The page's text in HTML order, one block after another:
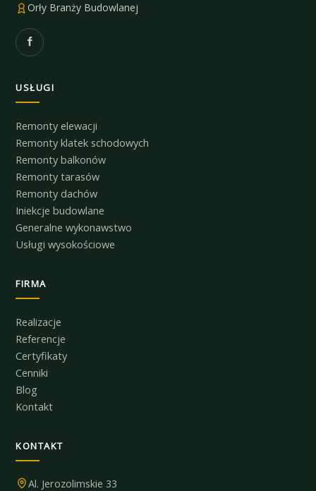
Orły Branży Budowlanej
USŁUGI
Remonty elewacji
Remonty klatek schodowych
Remonty balkonów
Remonty tarasów
Remonty dachów
Iniekcje budowlane
Generalne wykonawstwo
Usługi wysokościowe
FIRMA
Realizacje
Referencje
Certyfikaty
Cenniki
Blog
Kontakt
KONTAKT
Al. Jerozolimskie 33